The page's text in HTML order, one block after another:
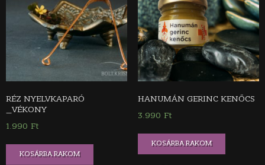
RÉZ NYELVKAPARÓ
_VÉKONY
1.990 Ft
KOSÁRBA RAKOM
HANUMÁN GERINC KENŐCS
3.990 Ft
KOSÁRBA RAKOM